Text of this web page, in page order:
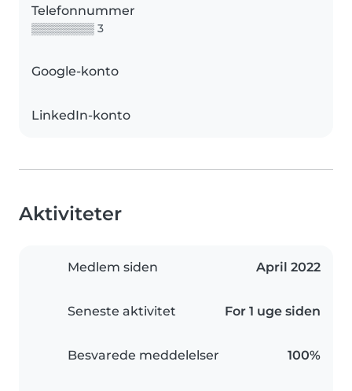
Telefonnummer
▒▒▒▒▒▒▒▒ 3
Google-konto
LinkedIn-konto
Aktiviteter
Medlem siden April 2022
Seneste aktivitet For 1 uge siden
Besvarede meddelelser 100%